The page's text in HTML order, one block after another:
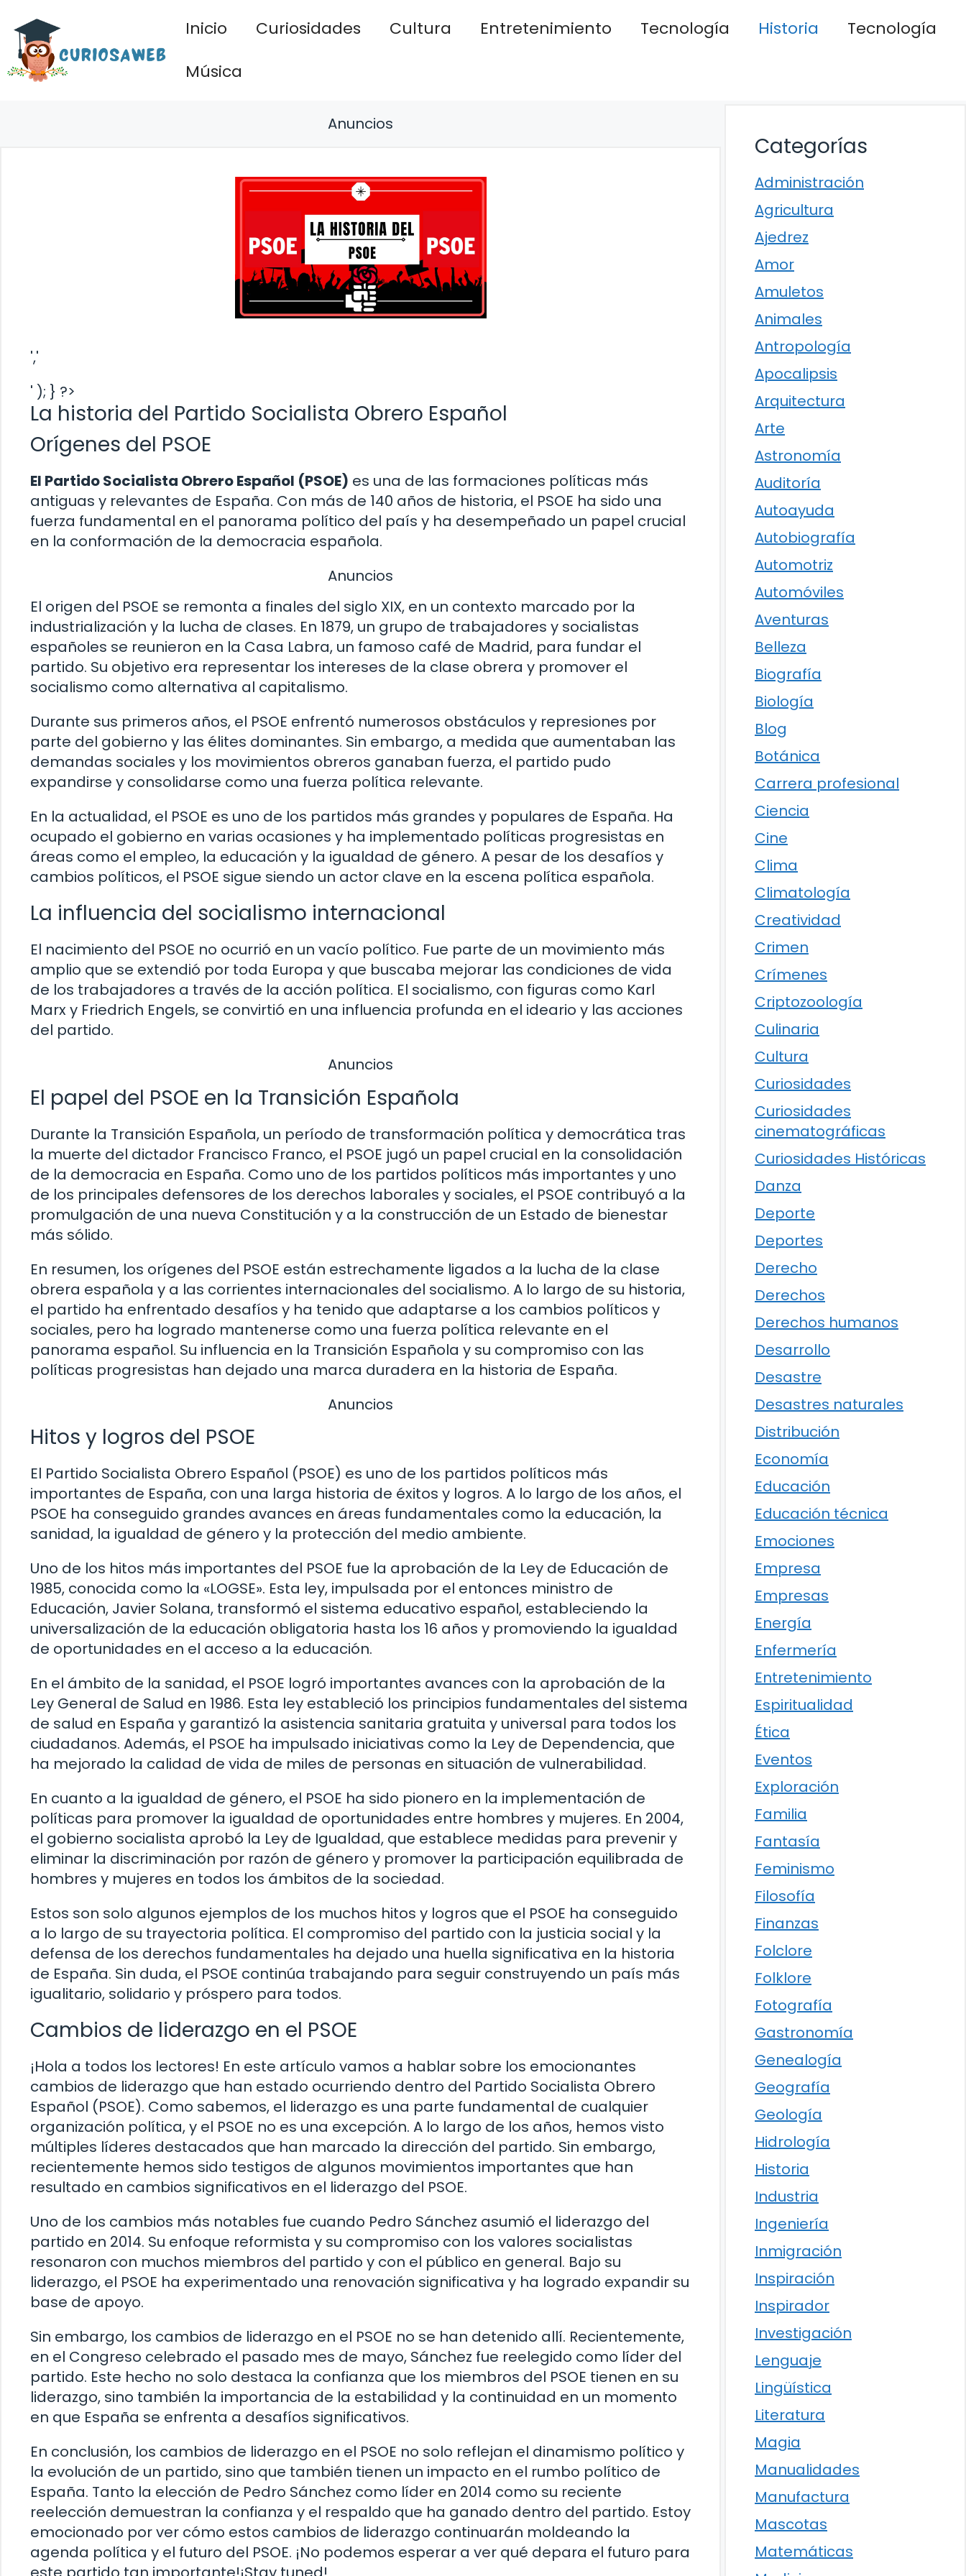
contenido
Inicio Curiosidades Cultura Entretenimiento Tecnología Historia
Tecnología
Música
Anuncios
','
' ); } ?>
La historia del Partido Socialista Obrero Español
Orígenes del PSOE
El Partido Socialista Obrero Español (PSOE) es una de las formaciones políticas más
antiguas y relevantes de España. Con más de 140 años de historia, el PSOE ha sido una
fuerza fundamental en el panorama político del país y ha desempeñado un papel crucial
en la conformación de la democracia española.
Anuncios
El origen del PSOE se remonta a finales del siglo XIX, en un contexto marcado por la
industrialización y la lucha de clases. En 1879, un grupo de trabajadores y socialistas
españoles se reunieron en la Casa Labra, un famoso café de Madrid, para fundar el
partido. Su objetivo era representar los intereses de la clase obrera y promover el
socialismo como alternativa al capitalismo.
Durante sus primeros años, el PSOE enfrentó numerosos obstáculos y represiones por
parte del gobierno y las élites dominantes. Sin embargo, a medida que aumentaban las
demandas sociales y los movimientos obreros ganaban fuerza, el partido pudo
expandirse y consolidarse como una fuerza política relevante.
En la actualidad, el PSOE es uno de los partidos más grandes y populares de España. Ha
ocupado el gobierno en varias ocasiones y ha implementado políticas progresistas en
áreas como el empleo, la educación y la igualdad de género. A pesar de los desafíos y
cambios políticos, el PSOE sigue siendo un actor clave en la escena política española.
La influencia del socialismo internacional
El nacimiento del PSOE no ocurrió en un vacío político. Fue parte de un movimiento más
amplio que se extendió por toda Europa y que buscaba mejorar las condiciones de vida
de los trabajadores a través de la acción política. El socialismo, con figuras como Karl
Marx y Friedrich Engels, se convirtió en una influencia profunda en el ideario y las acciones
del partido.
Anuncios
El papel del PSOE en la Transición Española
Durante la Transición Española, un período de transformación política y democrática tras
la muerte del dictador Francisco Franco, el PSOE jugó un papel crucial en la consolidación
de la democracia en España. Como uno de los partidos políticos más importantes y uno
de los principales defensores de los derechos laborales y sociales, el PSOE contribuyó a la
promulgación de una nueva Constitución y a la construcción de un Estado de bienestar
más sólido.
En resumen, los orígenes del PSOE están estrechamente ligados a la lucha de la clase
obrera española y a las corrientes internacionales del socialismo. A lo largo de su historia,
el partido ha enfrentado desafíos y ha tenido que adaptarse a los cambios políticos y
sociales, pero ha logrado mantenerse como una fuerza política relevante en el
panorama español. Su influencia en la Transición Española y su compromiso con las
políticas progresistas han dejado una marca duradera en la historia de España.
Anuncios
Hitos y logros del PSOE
El Partido Socialista Obrero Español (PSOE) es uno de los partidos políticos más
importantes de España, con una larga historia de éxitos y logros. A lo largo de los años, el
PSOE ha conseguido grandes avances en áreas fundamentales como la educación, la
sanidad, la igualdad de género y la protección del medio ambiente.
Uno de los hitos más importantes del PSOE fue la aprobación de la Ley de Educación de
1985, conocida como la «LOGSE». Esta ley, impulsada por el entonces ministro de
Educación, Javier Solana, transformó el sistema educativo español, estableciendo la
universalización de la educación obligatoria hasta los 16 años y promoviendo la igualdad
de oportunidades en el acceso a la educación.
En el ámbito de la sanidad, el PSOE logró importantes avances con la aprobación de la
Ley General de Salud en 1986. Esta ley estableció los principios fundamentales del sistema
de salud en España y garantizó la asistencia sanitaria gratuita y universal para todos los
ciudadanos. Además, el PSOE ha impulsado iniciativas como la Ley de Dependencia, que
ha mejorado la calidad de vida de miles de personas en situación de vulnerabilidad.
En cuanto a la igualdad de género, el PSOE ha sido pionero en la implementación de
políticas para promover la igualdad de oportunidades entre hombres y mujeres. En 2004,
el gobierno socialista aprobó la Ley de Igualdad, que establece medidas para prevenir y
eliminar la discriminación por razón de género y promover la participación equilibrada de
hombres y mujeres en todos los ámbitos de la sociedad.
Estos son solo algunos ejemplos de los muchos hitos y logros que el PSOE ha conseguido
a lo largo de su trayectoria política. El compromiso del partido con la justicia social y la
defensa de los derechos fundamentales ha dejado una huella significativa en la historia
de España. Sin duda, el PSOE continúa trabajando para seguir construyendo un país más
igualitario, solidario y próspero para todos.
Cambios de liderazgo en el PSOE
¡Hola a todos los lectores! En este artículo vamos a hablar sobre los emocionantes
cambios de liderazgo que han estado ocurriendo dentro del Partido Socialista Obrero
Español (PSOE). Como sabemos, el liderazgo es una parte fundamental de cualquier
organización política, y el PSOE no es una excepción. A lo largo de los años, hemos visto
múltiples líderes destacados que han marcado la dirección del partido. Sin embargo,
recientemente hemos sido testigos de algunos movimientos importantes que han
resultado en cambios significativos en el liderazgo del PSOE.
Uno de los cambios más notables fue cuando Pedro Sánchez asumió el liderazgo del
partido en 2014. Su enfoque reformista y su compromiso con los valores socialistas
resonaron con muchos miembros del partido y con el público en general. Bajo su
liderazgo, el PSOE ha experimentado una renovación significativa y ha logrado expandir su
base de apoyo.
Sin embargo, los cambios de liderazgo en el PSOE no se han detenido allí. Recientemente,
en el Congreso celebrado el pasado mes de mayo, Sánchez fue reelegido como líder del
partido. Este hecho no solo destaca la confianza que los miembros del PSOE tienen en su
liderazgo, sino también la importancia de la estabilidad y la continuidad en un momento
en que España se enfrenta a desafíos significativos.
En conclusión, los cambios de liderazgo en el PSOE no solo reflejan el dinamismo político y
la evolución de un partido, sino que también tienen un impacto en el rumbo político de
España. Tanto la elección de Pedro Sánchez como líder en 2014 como su reciente
reelección demuestran la confianza y el respaldo que ha ganado dentro del partido. Estoy
emocionado por ver cómo estos cambios de liderazgo continuarán moldeando la
agenda política y el futuro del PSOE. ¡No podemos esperar a ver qué depara el futuro para
Categorías
Administración
Agricultura
Ajedrez
Amor
Amuletos
Animales
Antropología
Apocalipsis
Arquitectura
Arte
Astronomía
Auditoría
Autoayuda
Autobiografía
Automotriz
Automóviles
Aventuras
Belleza
Biografía
Biología
Blog
Botánica
Carrera profesional
Ciencia
Cine
Clima
Climatología
Creatividad
Crimen
Crímenes
Criptozoología
Culinaria
Cultura
Curiosidades
Curiosidades
cinematográficas
Curiosidades Históricas
Danza
Deporte
Deportes
Derecho
Derechos
Derechos humanos
Desarrollo
Desastre
Desastres naturales
Distribución
Economía
Educación
Educación técnica
Emociones
Empresa
Empresas
Energía
Enfermería
Entretenimiento
Espiritualidad
Ética
Eventos
Exploración
Familia
Fantasía
Feminismo
Filosofía
Finanzas
Folclore
Folklore
Fotografía
Gastronomía
Genealogía
Geografía
Geología
Hidrología
Historia
Industria
Ingeniería
Inmigración
Inspiración
Inspirador
Investigación
Lenguaje
Lingüística
Literatura
Magia
Manualidades
Manufactura
Mascotas
Matemáticas